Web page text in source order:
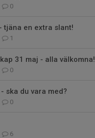
0
tjäna en extra slant!
1
31 maj - alla välkomna!
0
ska du vara med?
0
6